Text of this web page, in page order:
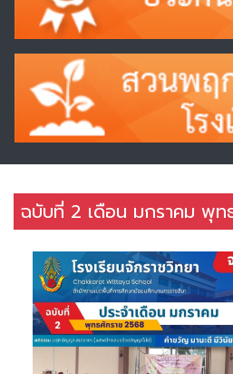
ฉบับที่ 2 เดือน มกราคม พุท